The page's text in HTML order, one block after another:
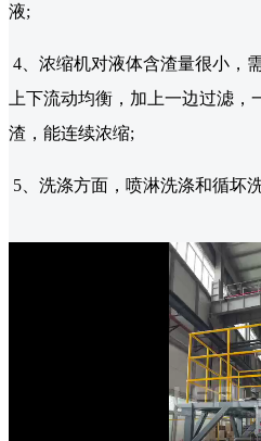
液;
4、浓缩机对液体含渣量很小，
上下流动均衡，加上一边过滤
渣，能连续浓缩;
5、洗涤方面，喷淋洗涤和循坏